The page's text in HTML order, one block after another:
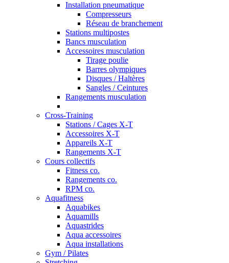
Installation pneumatique
Compresseurs
Réseau de branchement
Stations multipostes
Bancs musculation
Accessoires musculation
Tirage poulie
Barres olympiques
Disques / Haltères
Sangles / Ceintures
Rangements musculation
Cross-Training
Stations / Cages X-T
Accessoires X-T
Appareils X-T
Rangements X-T
Cours collectifs
Fitness co.
Rangements co.
RPM co.
Aquafitness
Aquabikes
Aquamills
Aquastrides
Aqua accessoires
Aqua installations
Gym / Pilates